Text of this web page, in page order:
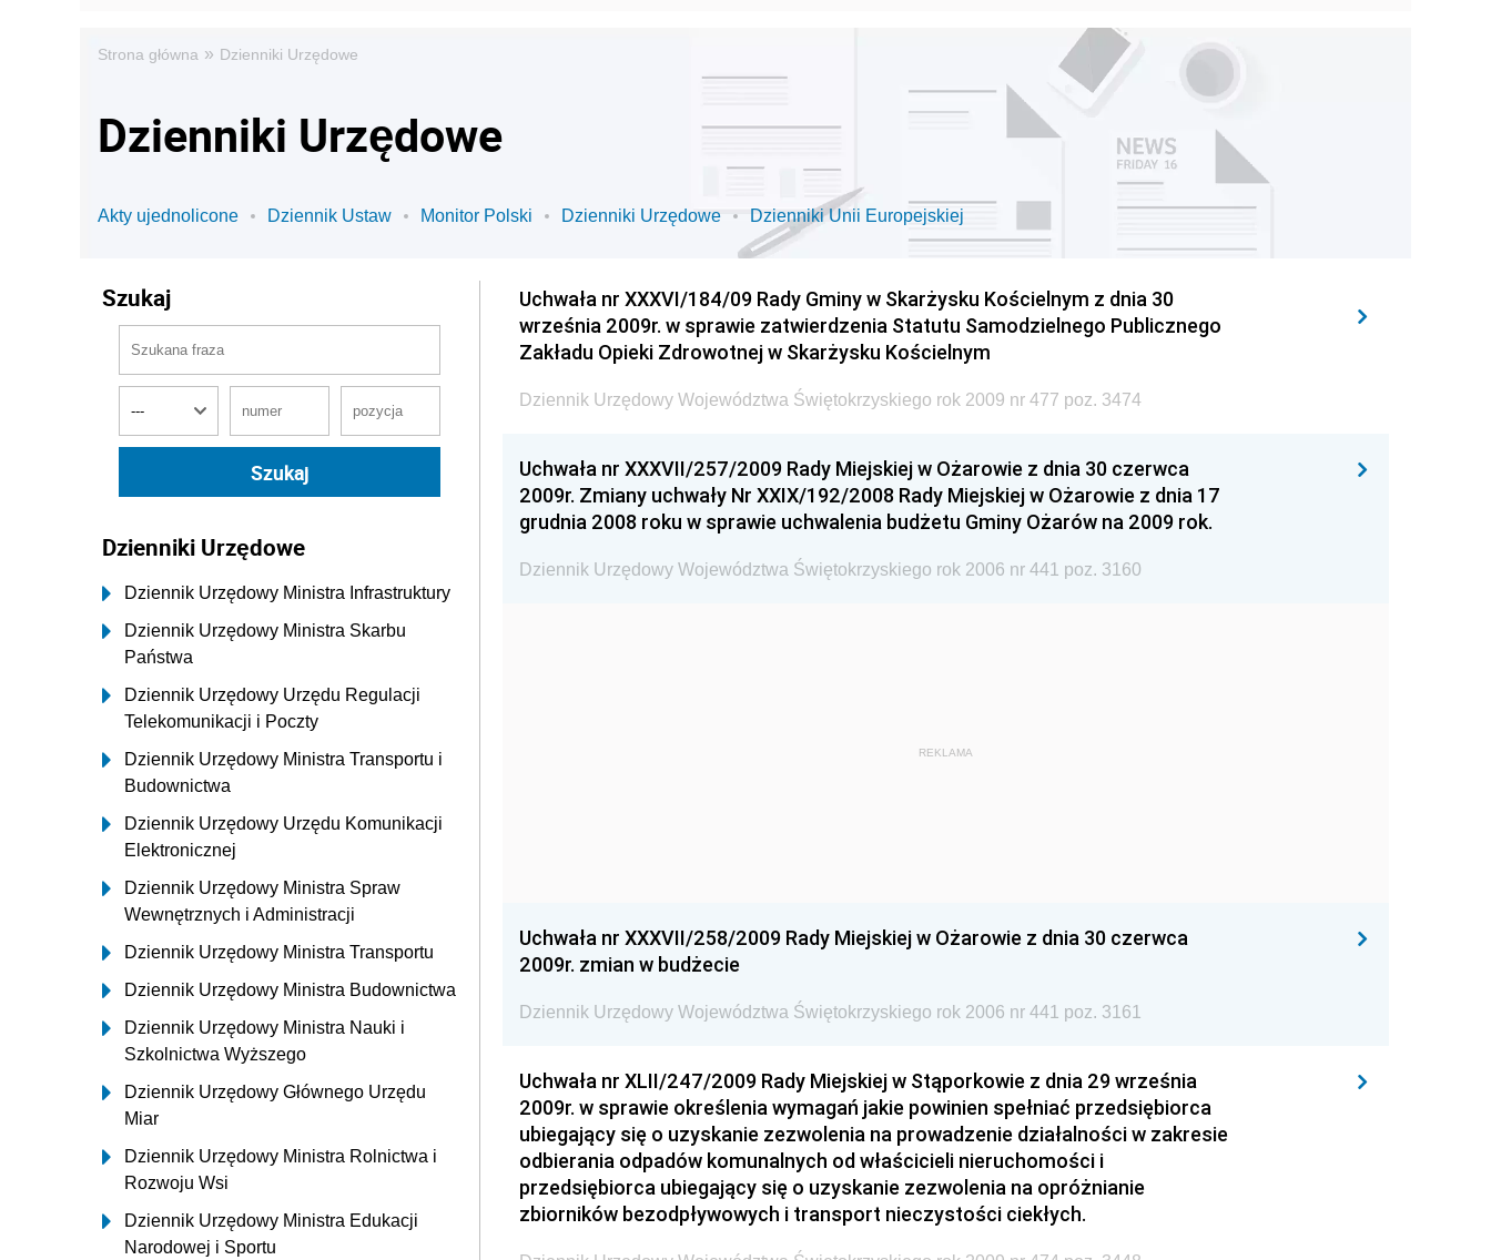
Strona główna » Dzienniki Urzędowe
Dzienniki Urzędowe
Akty ujednolicone Dziennik Ustaw Monitor Polski Dzienniki Urzędowe Dzienniki Unii Europejskiej
Szukaj
Dzienniki Urzędowe
Dziennik Urzędowy Ministra Infrastruktury
Dziennik Urzędowy Ministra Skarbu
Państwa
Dziennik Urzędowy Urzędu Regulacji
Telekomunikacji i Poczty
Dziennik Urzędowy Ministra Transportu i
Budownictwa
Dziennik Urzędowy Urzędu Komunikacji
Elektronicznej
Dziennik Urzędowy Ministra Spraw
Wewnętrznych i Administracji
Dziennik Urzędowy Ministra Transportu
Dziennik Urzędowy Ministra Budownictwa
Dziennik Urzędowy Ministra Nauki i
Szkolnictwa Wyższego
Dziennik Urzędowy Głównego Urzędu
Miar
Dziennik Urzędowy Ministra Rolnictwa i
Rozwoju Wsi
Dziennik Urzędowy Ministra Edukacji
Narodowej i Sportu
Uchwała nr XXXVI/184/09 Rady Gminy w Skarżysku Kościelnym z dnia 30
września 2009r. w sprawie zatwierdzenia Statutu Samodzielnego Publicznego
Zakładu Opieki Zdrowotnej w Skarżysku Kościelnym
Dziennik Urzędowy Województwa Świętokrzyskiego rok 2009 nr 477 poz. 3474
Uchwała nr XXXVII/257/2009 Rady Miejskiej w Ożarowie z dnia 30 czerwca
2009r. Zmiany uchwały Nr XXIX/192/2008 Rady Miejskiej w Ożarowie z dnia 17
grudnia 2008 roku w sprawie uchwalenia budżetu Gminy Ożarów na 2009 rok.
Dziennik Urzędowy Województwa Świętokrzyskiego rok 2006 nr 441 poz. 3160
REKLAMA
Uchwała nr XXXVII/258/2009 Rady Miejskiej w Ożarowie z dnia 30 czerwca
2009r. zmian w budżecie
Dziennik Urzędowy Województwa Świętokrzyskiego rok 2006 nr 441 poz. 3161
Uchwała nr XLII/247/2009 Rady Miejskiej w Stąporkowie z dnia 29 września
2009r. w sprawie określenia wymagań jakie powinien spełniać przedsiębiorca
ubiegający się o uzyskanie zezwolenia na prowadzenie działalności w zakresie
odbierania odpadów komunalnych od właścicieli nieruchomości i
przedsiębiorca ubiegający się o uzyskanie zezwolenia na opróżnianie
zbiorników bezodpływowych i transport nieczystości ciekłych.